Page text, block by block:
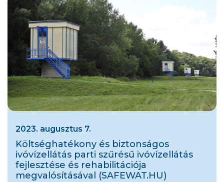
2023. augusztus 7.
Költséghatékony és biztonságos
ivóvízellátás parti szűrésű ivóvízellátás
fejlesztése és rehabilitációja
megvalósításával (SAFEWAT.HU)